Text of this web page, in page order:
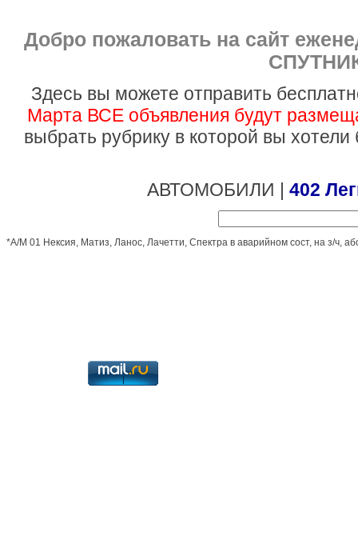
Добро пожаловать на сайт
Здесь вы можете отправить
Марта ВСЕ объявления будут
выбрать рубрику в которой вы
АВТОМОБИЛИ | 402
*А/М 01 Нексия, Матиз, Ланос, Лачетти, Спектра в аварийном сост, на з/ч,